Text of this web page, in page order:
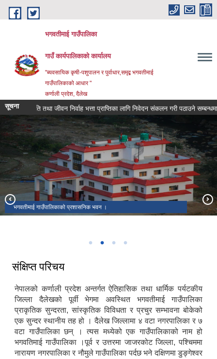
Skip to main content
भगवतीमाई गाउँपालिका
गाउँ कार्यपालिकाको कार्यालय
"ब्यवसायिक कृषी-पशुपालन र पुर्वाधार,समृद्ब भगवतीमाई
गाउँपालिकाको आधार "
कर्णाली प्रदेश, दैलेख
सूचनातथा जीवन निर्वाह भत्ता प्राप्तिका लागि निवेदन संकलन गरी पठाउने सम्बन्धमा ।
भगवतीमाई गाउँपालिकाको प्रशासनिक भवन ।
भगवतीमाई गाउँपालिका बेस्तडा, दैलेखको दृश्य ।
संक्षिप्त परिचय
नेपालको कर्णाली प्रदेश अन्तर्गत ऐतिहासिक तथा धार्मिक पर्यटकीय
जिल्ला दैलेखको पूर्वी भेगमा अवस्थित भगवतीमाई गाउँपालिका
प्राकृतिक सुन्दरता, सांस्कृतिक विविधता र प्रचुर सम्भावना बोकेको
एक सुन्दर स्थानीय तह हो । दैलेख जिल्लामा ४ वटा नगरपालिका र ७
वटा गाउँपालिका छन् । त्यस मध्येको एक गाउँपालिकाको नाम हो
भगवतिमाई गाउँपालिका ।पूर्व र उत्तरमा जाजरकोट जिल्ला, पश्चिममा
नारायण नगरपालिका र नौमुले गाउँपालिका पर्दछ भने दक्षिणमा डुङ्गेश्वर